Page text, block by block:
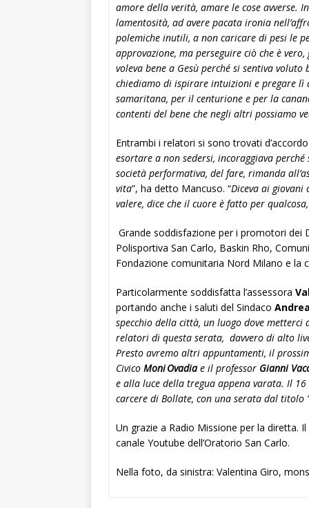
amore della verità, amare le cose avverse.
lamentosità, ad avere pacata ironia
polemiche inutili, a non caricare di pesi le
approvazione, ma perseguire ciò che è
voleva bene a Gesù perché si sentiva
chiediamo di ispirare intuizioni e pregare lì
samaritana, per il centurione e per la
contenti del bene che negli altri possiamo
Entrambi i relatori si sono trovati
esortare a non sedersi, incoraggiava
società performativa, del fare, rimanda
vita”, ha detto Mancuso. “Diceva ai giovani
valere, dice che il cuore è fatto per
Grande soddisfazione per i promotori dei
Polisportiva San Carlo, Baskin Rho,
Fondazione comunitaria Nord Milano e la
Particolarmente soddisfatta l’assessora
portando anche i saluti del Sindaco
specchio della città, un luogo dove metterci
relatori di questa serata, davvero di alto
Presto avremo altri appuntamenti, il
Civico Moni Ovadiae il professor Gianni
e alla luce della tregua appena varata. Il
carcere di Bollate, con una serata dal titolo
Un grazie a Radio Missione per la diretta.
canale Youtube dell’Oratorio San Carlo.
Nella foto, da sinistra: Valentina Giro,